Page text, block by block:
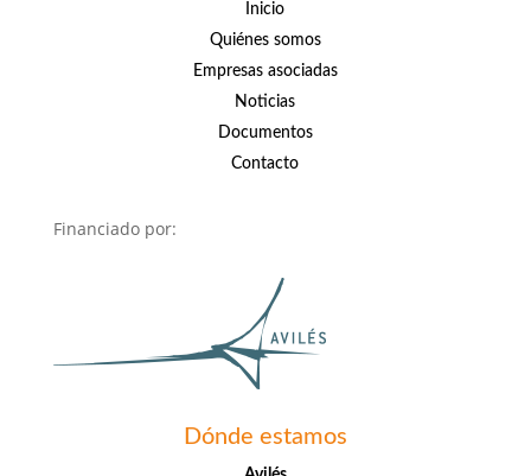
Inicio
Quiénes somos
Empresas asociadas
Noticias
Documentos
Contacto
Financiado por:
Dónde estamos